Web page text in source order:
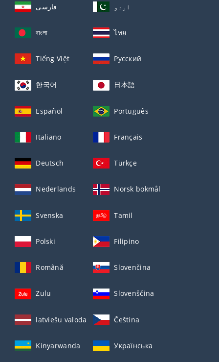
فارسی اردو
বাংলা ไทย
Tiếng Việt Русский
한국어 日本語
Español Português
Italiano Français
Deutsch Türkçe
Nederlands Norsk bokmål
Svenska Tamil
Polski Filipino
Română Slovenčina
Zulu Slovenščina
latviešu valoda Čeština
Kinyarwanda Українська